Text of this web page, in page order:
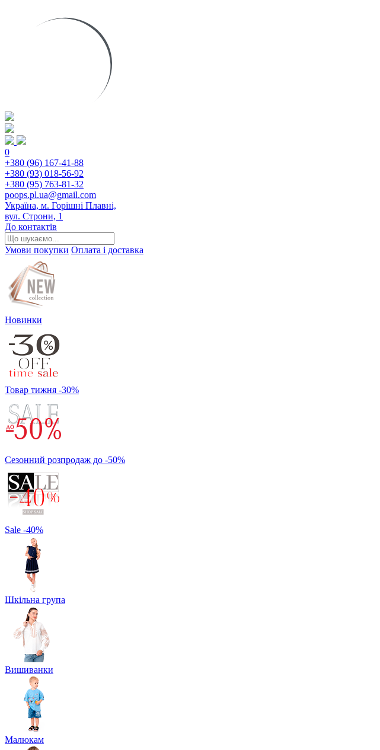
0
+380 (96) 167-41-88
+380 (93) 018-56-92
+380 (95) 763-81-32
poops.pl.ua@gmail.com
Україна, м. Горішні Плавні,
вул. Строни, 1
До контактів
Умови покупки Оплата і доставка
Новинки
Товар тижня -30%
Сезонний розпродаж до -50%
Sale -40%
Шкільна група
Вишиванки
Малюкам